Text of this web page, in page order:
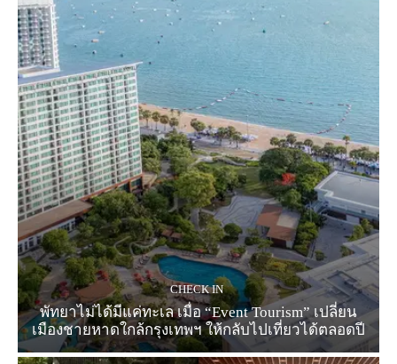
CHECK IN
พัทยาไม่ได้มีแค่ทะเล เมื่อ “Event Tourism” เปลี่ยน
เมืองชายหาดใกล้กรุงเทพฯ ให้กลับไปเที่ยวได้ตลอดปี